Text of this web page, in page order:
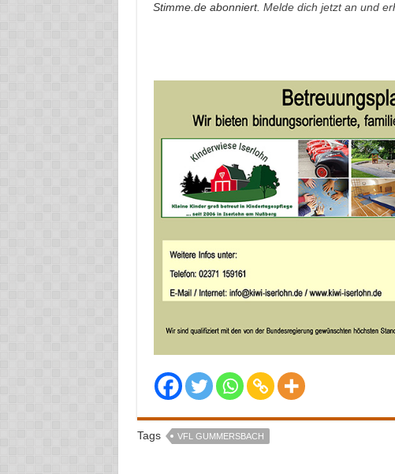
Stimme.de abonniert. Melde dich jetzt an und
Tags VFL GUMMERSBACH